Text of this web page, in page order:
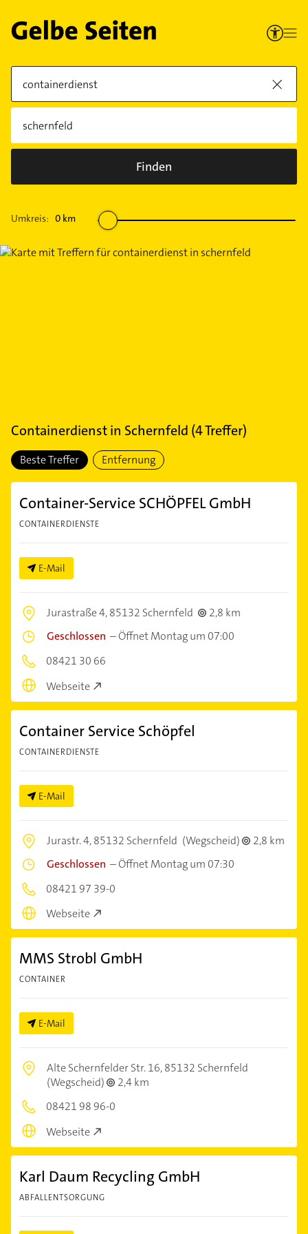
Finden
Umkreis: 0 km
Containerdienstin Schernfeld (4Treffer)
Beste Treffer Entfernung
Container-Service SCHÖPFEL GmbH
CONTAINERDIENSTE
E-Mail
Jurastraße 4,85132 Schernfeld
2,8 km
Geschlossen –Öffnet Montag um 07:00
08421 30 66
Webseite
Container Service Schöpfel
CONTAINERDIENSTE
E-Mail
Jurastr. 4,85132 Schernfeld (Wegscheid)
2,8 km
Geschlossen –Öffnet Montag um 07:30
08421 97 39-0
Webseite
MMS Strobl GmbH
CONTAINER
E-Mail
Alte Schernfelder Str. 16,85132 Schernfeld
(Wegscheid)
2,4 km
08421 98 96-0
Webseite
Karl Daum Recycling GmbH
ABFALLENTSORGUNG